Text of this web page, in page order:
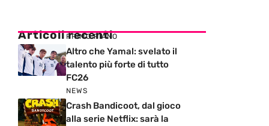
Articoli recenti
PRIMO PIANO
Altro che Yamal: svelato il
talento più forte di tutto
FC26
NEWS
Crash Bandicoot, dal gioco
alla serie Netflix: sarà la